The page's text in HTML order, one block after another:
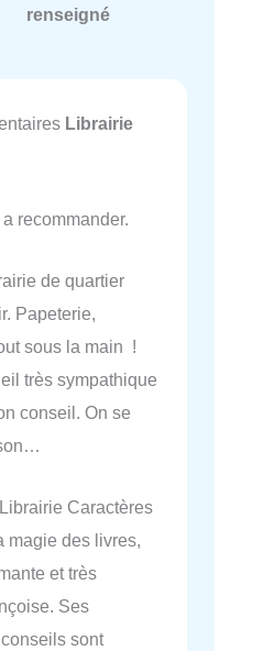
renseigné
Librairie
recommander.
de quartier
Papeterie,
sous la main !
très sympathique
conseil. On se
Caractères
magie des livres,
et très
Ses
sont